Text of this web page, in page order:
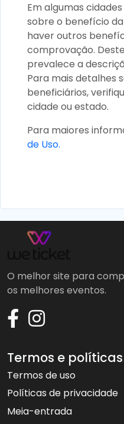
Em algumas
sobre o benefício
haver outros
comprovação.
prevalece a
Para mais detalhes
beneficiários,
cidade ou estado.
Para maiores
de Uso.
O melhor site para
os melhores eventos.
Termos e políticas
Termos de uso
Políticas de privacidade
Meia-entrada